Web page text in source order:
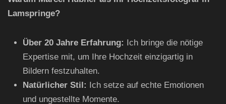
Lamspringe?
Über 20 Jahre Erfahrung: Ich bringe die nötige
Expertise mit, um Ihre Hochzeit einzigartig in
Bildern festzuhalten.
Natürlicher Stil: Ich setze auf echte Emotionen
und ungestellte Momente.